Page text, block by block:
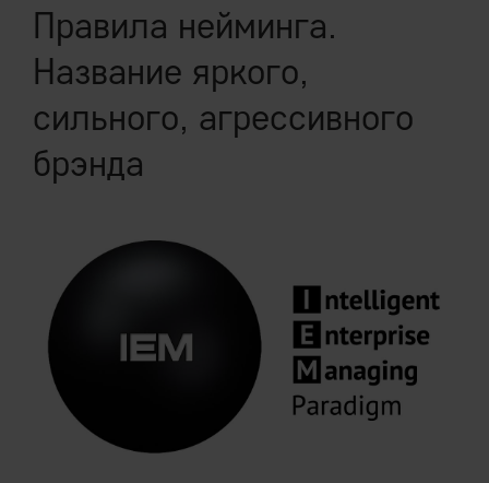
Правила нейминга.
Название яркого,
сильного, агрессивного
брэнда